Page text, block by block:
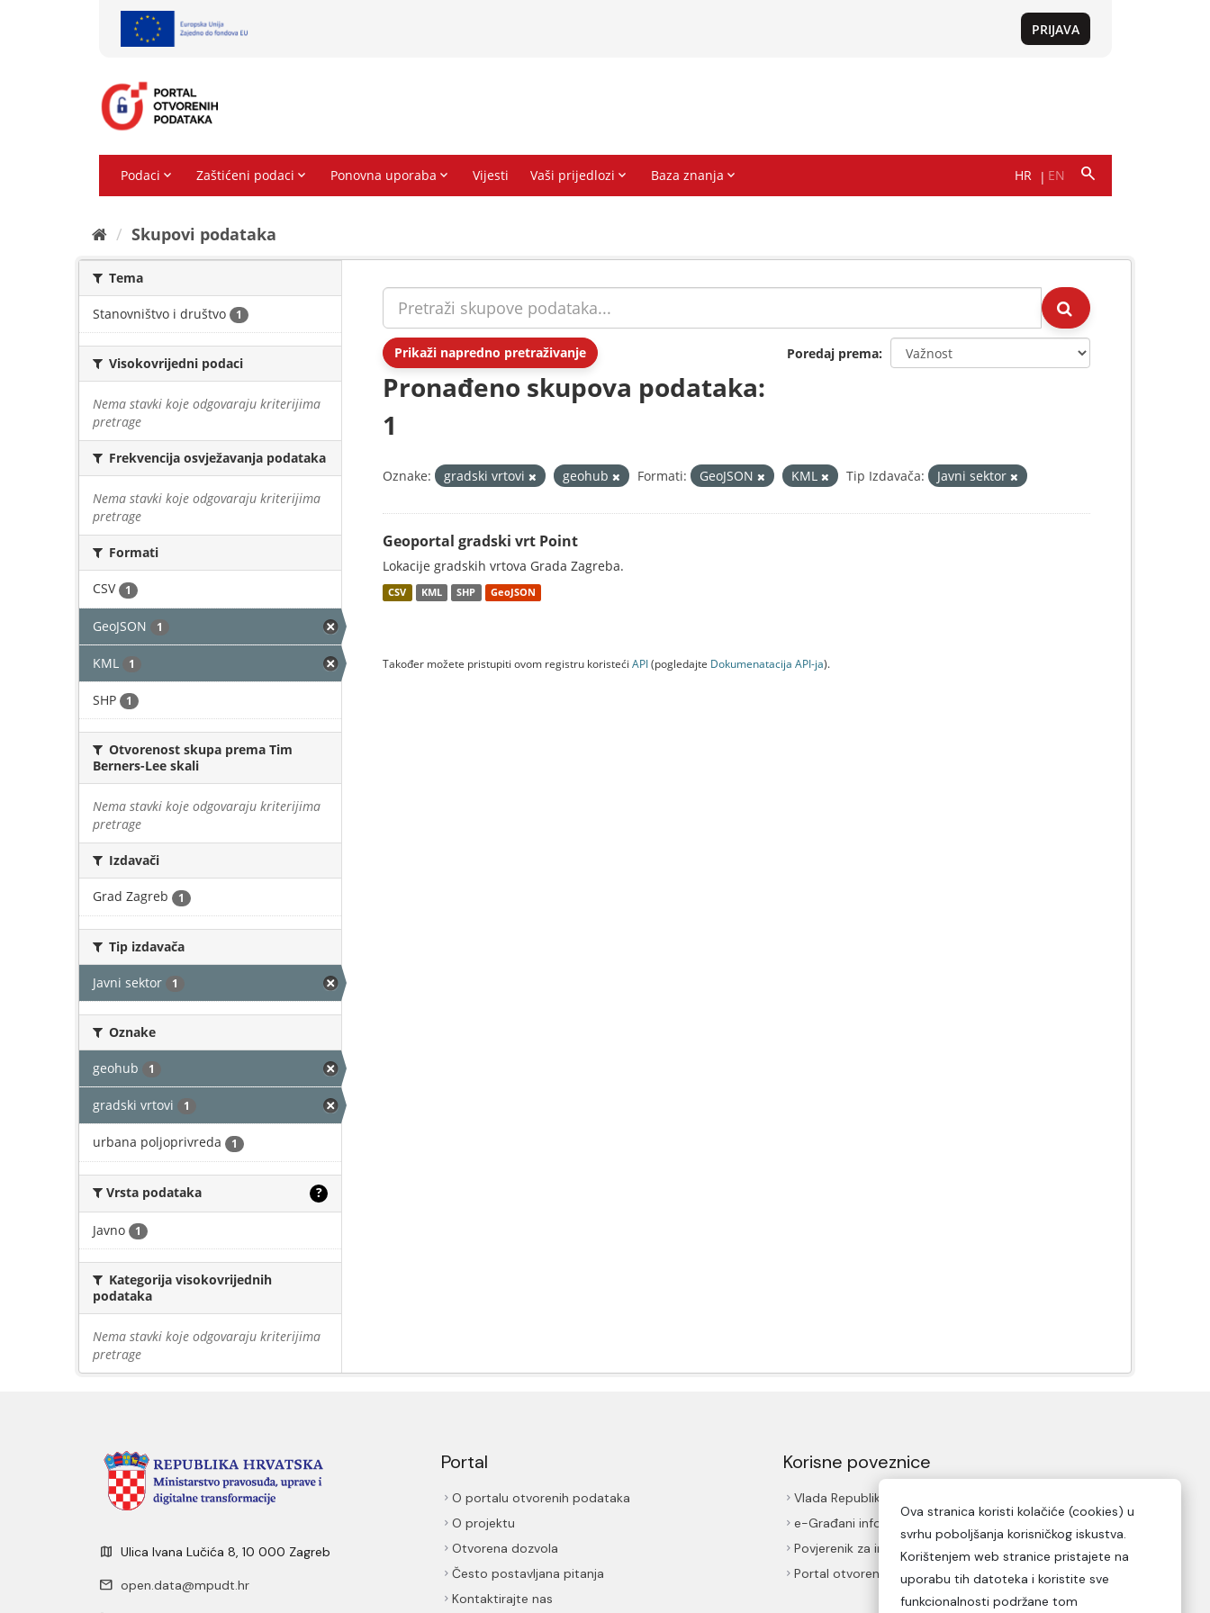
Skupovi podаtаkа
Tema
Stanovništvo i društvo 1
Visokovrijedni podaci
Nema stavki koje odgovaraju kriterijima
pretrage
Frekvencija osvježavanja podataka
Nema stavki koje odgovaraju kriterijima
pretrage
Formati
CSV 1
GeoJSON 1
KML 1
SHP 1
Otvorenost skupa prema Tim
Berners-Lee skali
Nema stavki koje odgovaraju kriterijima
pretrage
Izdavači
Grad Zagreb 1
Tip izdavača
Javni sektor 1
Oznake
geohub 1
gradski vrtovi 1
urbana poljoprivreda 1
Vrsta podataka ?
Javno 1
Kategorija visokovrijednih
podataka
Nema stavki koje odgovaraju kriterijima
pretrage
Prikaži napredno pretraživanje Poredaj prema
Pronađeno skupova podataka:
1
Oznake: gradski vrtovi geohub Formati: GeoJSON KML Tip Izdavača: Javni sektor
Geoportal gradski vrt Point
Lokacije gradskih vrtova Grada Zagreba.
CSV KML SHP GeoJSON
Također možete pristupiti ovom registru koristeći API(pogledajte Dokumenаtаcijа API-jа).